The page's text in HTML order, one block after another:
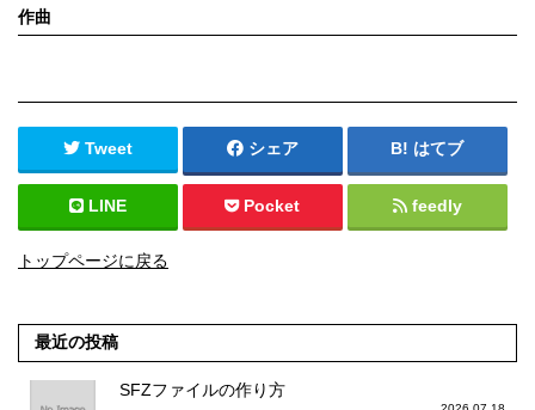
作曲
Tweet シェア はてブ
LINE Pocket feedly
トップページに戻る
最近の投稿
SFZファイルの作り方